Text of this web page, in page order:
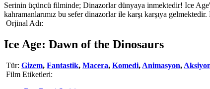
Serinin üçüncü filminde; Dinazorlar dünyaya inmektedir! Ice
kahramanlarımız bu sefer dinazorlar ile karşı karşıya
Orjinal Adı:
Ice Age: Dawn of the Dinosaurs
Tür: Gizem, Fantastik, Macera, Komedi, Animasyon,
Film Etiketleri: